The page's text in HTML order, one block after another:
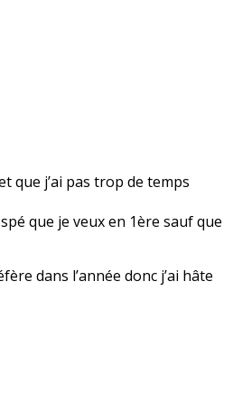
que j’ai pas trop de temps
que je veux en 1ère sauf que
dans l’année donc j’ai hâte